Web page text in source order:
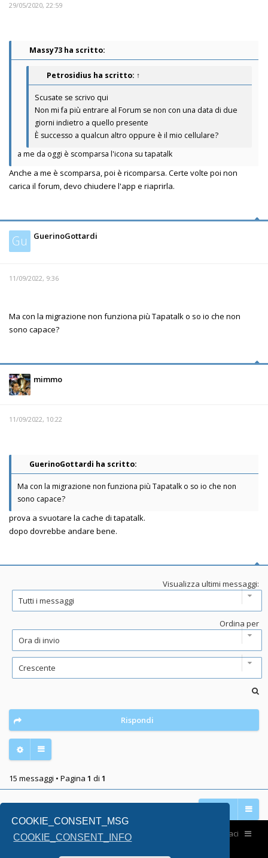
COOKIE_CONSENT_MSG
COOKIE_CONSENT_INFO
29/05/2020, 22:59
Massy73 ha scritto:
Petrosidius ha scritto: ↑
Scusate se scrivo qui
Non mi fa più entrare al Forum se non con una data di due
giorni indietro a quello presente
È successo a qualcun altro oppure è il mio cellulare?
a me da oggi è scomparsa l'icona su tapatalk
Anche a me è scomparsa, poi è ricomparsa. Certe volte poi non
carica il forum, devo chiudere l'app e riaprirla.
Gu GuerinoGottardi
11/09/2022, 9:36
Ma con la migrazione non funziona più Tapatalk o so io che non
sono capace?
mimmo
11/09/2022, 10:22
GuerinoGottardi ha scritto:
Ma con la migrazione non funziona più Tapatalk o so io che non
sono capace?
prova a svuotare la cache di tapatalk.
dopo dovrebbe andare bene.
Visualizza ultimi messaggi:
Ordina per
Rispondi
15 messaggi • Pagina 1 di 1
Home Contattaci